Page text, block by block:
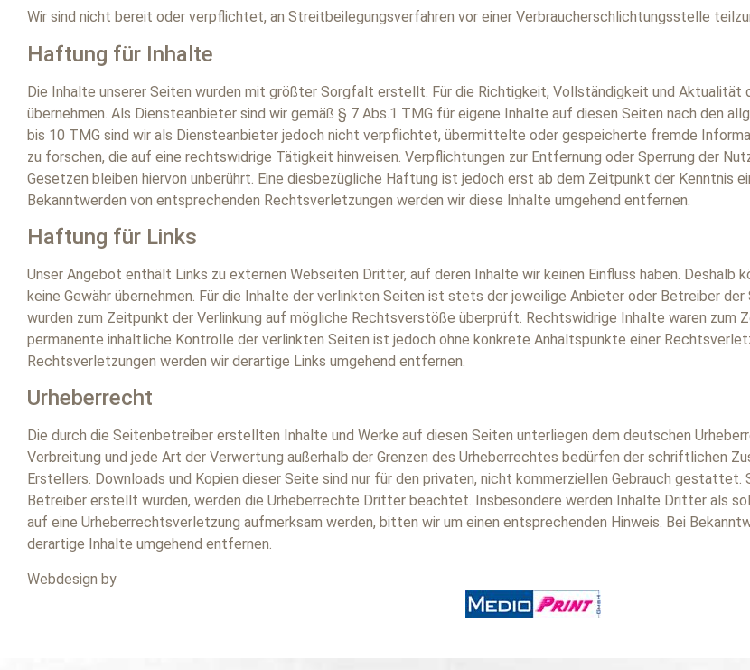
Wir sind nicht bereit oder verpflichtet, an Streitbeilegungsverfahren vor einer Verbraucherschlichtungsstelle
Haftung für Inhalte
Die Inhalte unserer Seiten wurden mit größter Sorgfalt erstellt. Für die Richtigkeit, Vollständigkeit und Aktualität
übernehmen. Als Diensteanbieter sind wir gemäß § 7 Abs.1 TMG für eigene Inhalte auf diesen Seiten nach den
bis 10 TMG sind wir als Diensteanbieter jedoch nicht verpflichtet, übermittelte oder gespeicherte fremde
zu forschen, die auf eine rechtswidrige Tätigkeit hinweisen. Verpflichtungen zur Entfernung oder Sperrung der
Gesetzen bleiben hiervon unberührt. Eine diesbezügliche Haftung ist jedoch erst ab dem Zeitpunkt der Kenntnis
Bekanntwerden von entsprechenden Rechtsverletzungen werden wir diese Inhalte umgehend entfernen.
Haftung für Links
Unser Angebot enthält Links zu externen Webseiten Dritter, auf deren Inhalte wir keinen Einfluss haben. Deshalb
keine Gewähr übernehmen. Für die Inhalte der verlinkten Seiten ist stets der jeweilige Anbieter oder Betreiber
wurden zum Zeitpunkt der Verlinkung auf mögliche Rechtsverstöße überprüft. Rechtswidrige Inhalte waren zum
permanente inhaltliche Kontrolle der verlinkten Seiten ist jedoch ohne konkrete Anhaltspunkte einer
Rechtsverletzungen werden wir derartige Links umgehend entfernen.
Urheberrecht
Die durch die Seitenbetreiber erstellten Inhalte und Werke auf diesen Seiten unterliegen dem deutschen
Verbreitung und jede Art der Verwertung außerhalb der Grenzen des Urheberrechtes bedürfen der schriftlichen
Erstellers. Downloads und Kopien dieser Seite sind nur für den privaten, nicht kommerziellen Gebrauch
Betreiber erstellt wurden, werden die Urheberrechte Dritter beachtet. Insbesondere werden Inhalte Dritter als
auf eine Urheberrechtsverletzung aufmerksam werden, bitten wir um einen entsprechenden Hinweis. Bei
derartige Inhalte umgehend entfernen.
Webdesign by